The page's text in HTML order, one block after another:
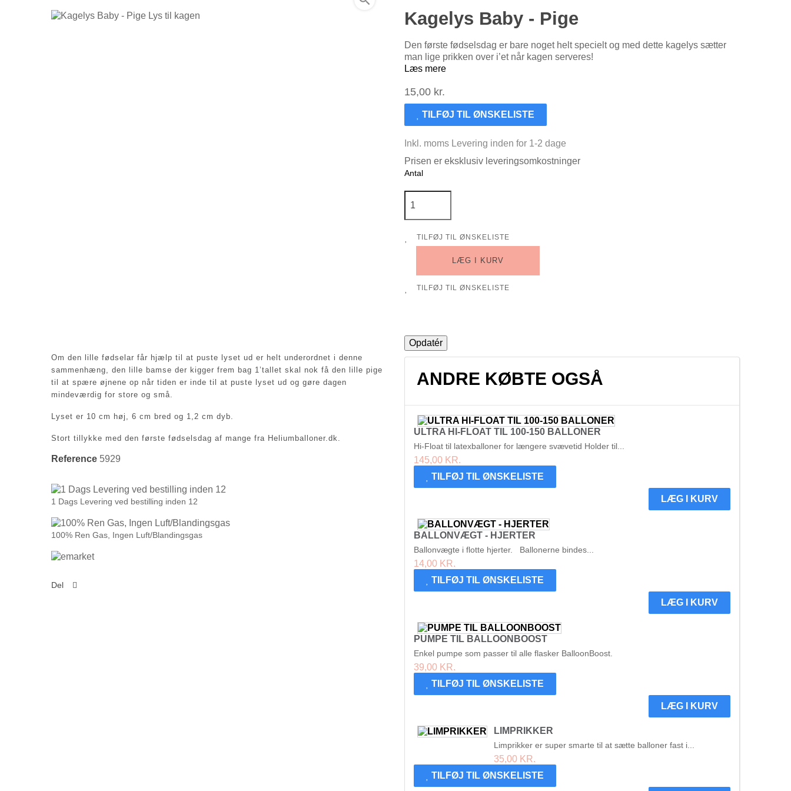
Kagelys Baby - Pige
Den første fødselsdag er bare noget helt specielt og med dette kagelys sætter
man lige prikken over i’et når kagen serveres!
Læs mere
15,00 kr.
TILFØJ TIL ØNSKELISTE
Inkl. moms Levering inden for 1-2 dage
Prisen er eksklusiv leveringsomkostninger
Antal
TILFØJ TIL ØNSKELISTE
LÆG I KURV
TILFØJ TIL ØNSKELISTE
Om den lille fødselar får hjælp til at puste lyset ud er helt underordnet i denne
sammenhæng, den lille bamse der kigger frem bag 1’tallet skal nok få den lille pige
til at spære øjnene op når tiden er inde til at puste lyset ud og gøre dagen
mindeværdig for store og små.
Lyset er 10 cm høj, 6 cm bred og 1,2 cm dyb.
Stort tillykke med den første fødselsdag af mange fra Heliumballoner.dk.
Reference 5929
1 Dags Levering ved bestilling inden 12
100% Ren Gas, Ingen Luft/Blandingsgas
Del
ANDRE KØBTE OGSÅ
ULTRA HI-FLOAT TIL 100-150 BALLONER
Hi-Float til latexballoner for længere svævetid Holder til...
145,00 KR.
TILFØJ TIL ØNSKELISTE
LÆG I KURV
BALLONVÆGT - HJERTER
Ballonvægte i flotte hjerter. Ballonerne bindes...
14,00 KR.
TILFØJ TIL ØNSKELISTE
LÆG I KURV
PUMPE TIL BALLOONBOOST
Enkel pumpe som passer til alle flasker BalloonBoost.
39,00 KR.
TILFØJ TIL ØNSKELISTE
LÆG I KURV
LIMPRIKKER
Limprikker er super smarte til at sætte balloner fast i...
35,00 KR.
TILFØJ TIL ØNSKELISTE